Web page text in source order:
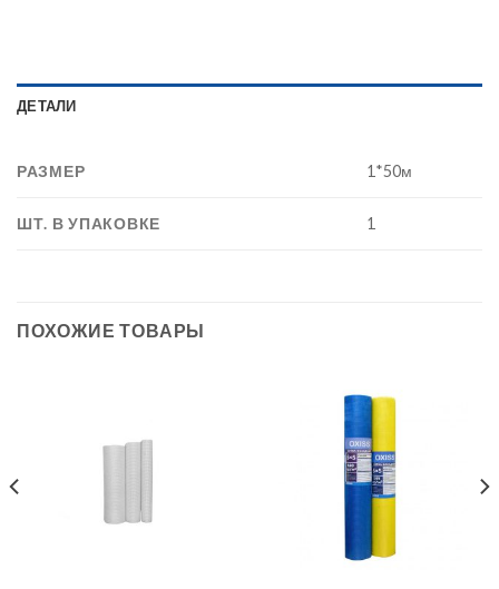
ДЕТАЛИ
РАЗМЕР 1*50м
ШТ. В УПАКОВКЕ 1
ПОХОЖИЕ ТОВАРЫ